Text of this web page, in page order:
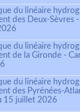
du linéaire
des Deux-Sèvres -
du linéaire
de la Gironde -
du linéaire
des Pyrénées-
15 juillet 2026